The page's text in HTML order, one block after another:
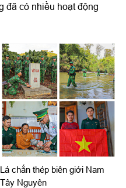
đã có nhiều hoạt động
Lá chắn thép biên giới Nam
Tây Nguyên